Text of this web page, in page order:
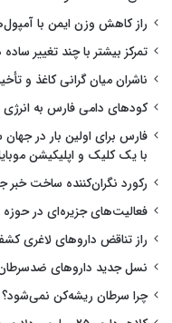
راز کاهش وزن ایمن با
تمرکز بیشتر با چند تغییر
ناشران میان گرانی کاغذ و
کودهای دامی فارس به انرژی
فارس برای اولین بار در
با یک کلیک و اپلیکیشن
رکورد نگران‌کننده ساخت
فعالیت‌های جزیره‌ای در
راز تناقض داروهای لاغری
نسل جدید داروهای ضدسرطان
چرا سرطان ریشه‌کن نمی‌شود؟